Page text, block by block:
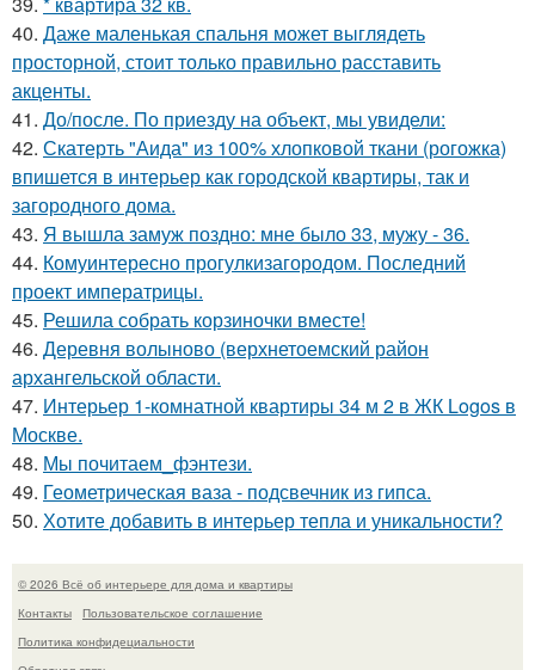
40. Даже маленькая спальня может выглядеть
просторной, стоит только правильно расставить
акценты.
41. До/после. По приезду на объект, мы увидели:
42. Скатерть "Аида" из 100% хлопковой ткани (рогожка)
впишется в интерьер как городской квартиры, так и
загородного дома.
43. Я вышла замуж поздно: мне было 33, мужу - 36.
44. Комуинтересно прогулкизагородом. Последний
проект императрицы.
45. Решила собрать корзиночки вместе!
46. Деревня волыново (верхнетоемский район
архангельской области.
47. Интерьер 1-комнатной квартиры 34 м 2 в ЖК Logos в
Москве.
48. Мы почитаем_фэнтези.
49. Геометрическая ваза - подсвечник из гипса.
50. Хотите добавить в интерьер тепла и уникальности?
© 2026 Всё об интерьере для дома и квартиры
Контакты
Пользовательское соглашение
Политика конфидециальности